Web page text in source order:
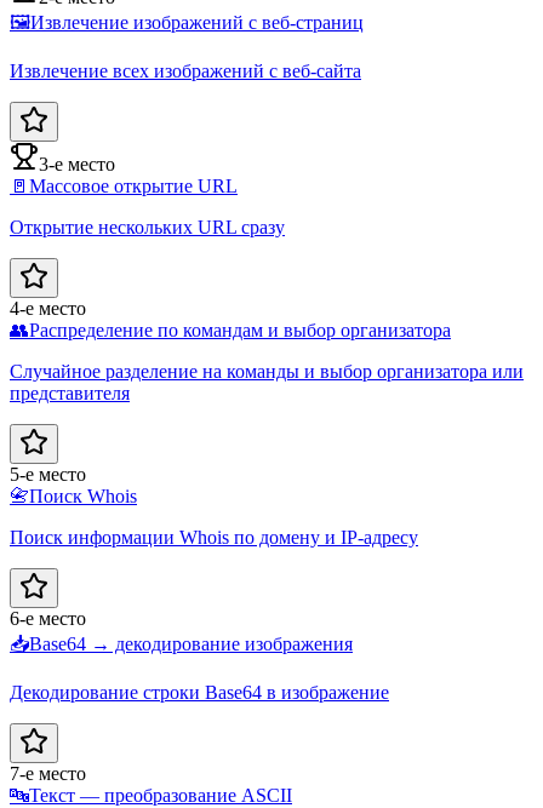
🖼️Извлечение изображений с веб-страниц
Извлечение всех изображений с веб-сайта
3-е место
🚪 Массовое открытие URL
Открытие нескольких URL сразу
4-е место
👥Распределение по командам и выбор организатора
Случайное разделение на команды и выбор организатора или
представителя
5-е место
📇Поиск Whois
Поиск информации Whois по домену и IP-адресу
6-е место
📥Base64 → декодирование изображения
Декодирование строки Base64 в изображение
7-е место
🔤Текст — преобразование ASCII